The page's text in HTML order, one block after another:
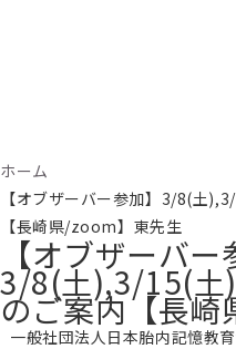
ホーム
【オブザーバー参加】3/8(土
【長崎県/zoom】東先生
【オブザーバー
3/8(土),3/15(土
のご案内【長
一般社団法人日本胎内記憶教